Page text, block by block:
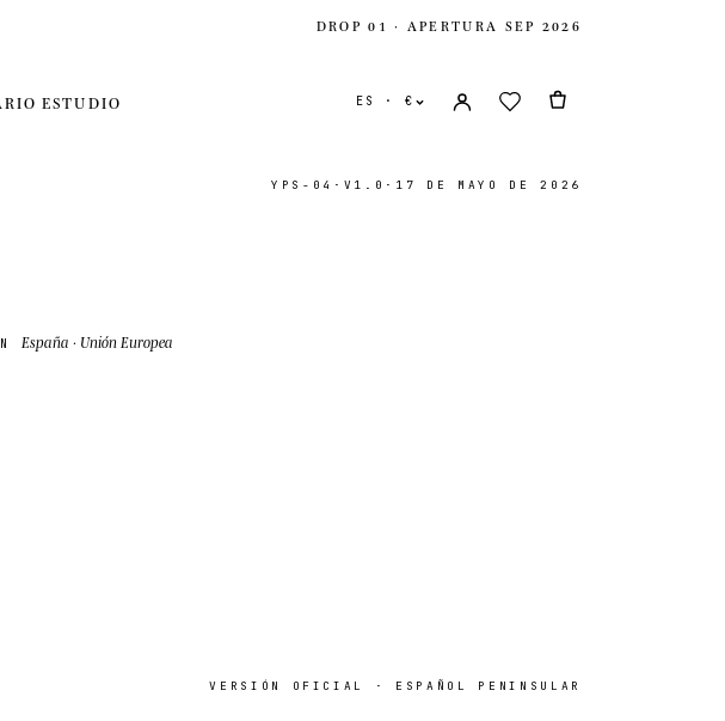
DROP 01 · APERTURA SEP 2026
ESTUDIO ES · €
YPS-04 · V1.0 · 17 DE MAYO DE 2026
España · Unión Europea
VERSIÓN OFICIAL · ESPAÑOL PENINSULAR